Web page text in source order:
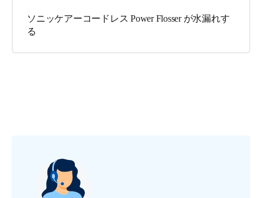
ソニッケアーコードレス Power Flosser が水漏れす
る